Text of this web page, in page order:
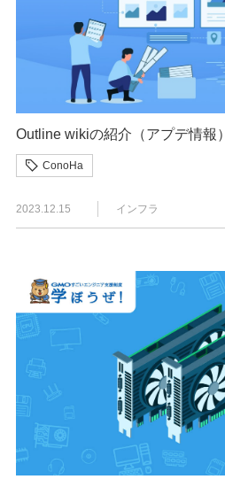
Outline wikiの紹介（アプデ情報）
ConoHa
2023.12.15 インフラ